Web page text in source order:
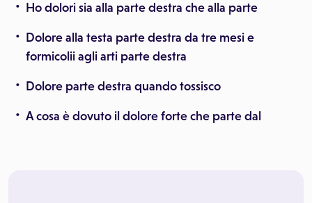
Ho dolori sia alla parte destra che alla parte
Dolore alla testa parte destra da tre mesi e
formicolii agli arti parte destra
Dolore parte destra quando tossisco
A cosa è dovuto il dolore forte che parte dal